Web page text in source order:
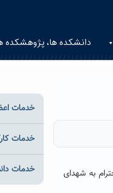
دانشکده ها، پژوهشکده
به شهدای
خدمات
خدمات
خدمات